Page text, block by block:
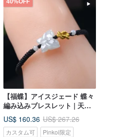
40%OFF
【福蝶】アイスジェード 蝶々
編み込みブレスレット | 天然
ミャンマー産ジェダイト A 貨
| ギフトに
US$ 160.36 US$ 267.26
カスタム可 Pinkoi限定